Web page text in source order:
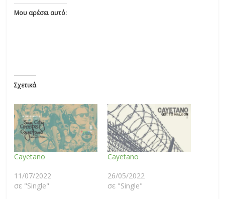
Μου αρέσει αυτό:
Σχετικά
Cayetano
11/07/2022
σε "Single"
Cayetano
26/05/2022
σε "Single"